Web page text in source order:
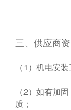
三、供应商
（1）机电安
（2）如有加
质；